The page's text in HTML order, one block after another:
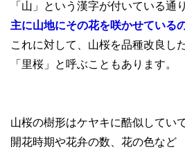
「山」という漢字が付いている通り
主に山地にその花を咲かせている
これに対して、山桜を品種改良し
「里桜」と呼ぶこともあります。
山桜の樹形はケヤキに酷似していて
開花時期や花弁の数、花の色など